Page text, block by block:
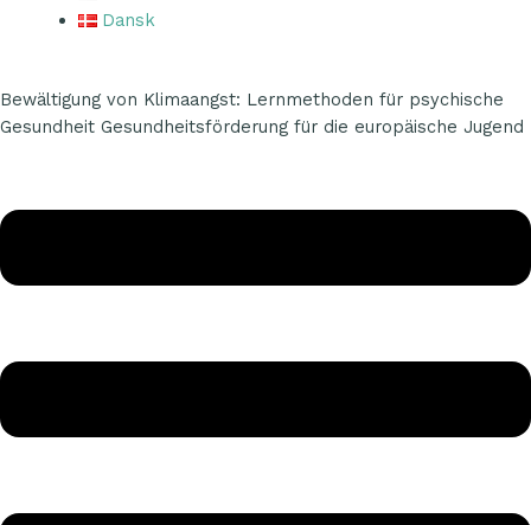
Dansk
Bewältigung von Klimaangst: Lernmethoden für psychische
Gesundheit Gesundheitsförderung für die europäische Jugend